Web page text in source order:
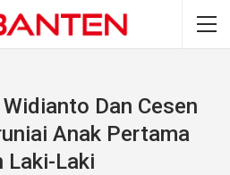
Dan Cesen
Anak Pertama
Laki-Laki